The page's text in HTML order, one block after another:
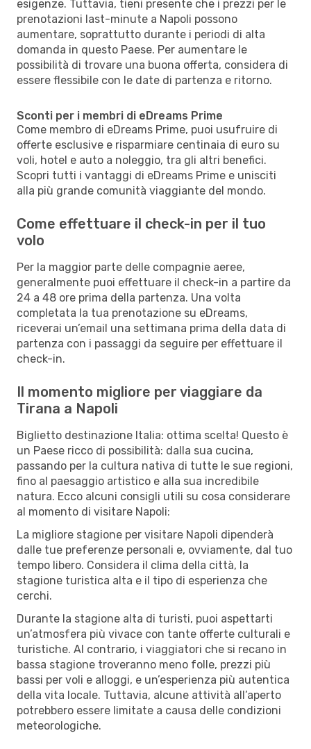
esigenze. Tuttavia, tieni presente che i prezzi per le
prenotazioni last-minute a Napoli possono
aumentare, soprattutto durante i periodi di alta
domanda in questo Paese. Per aumentare le
possibilità di trovare una buona offerta, considera di
essere flessibile con le date di partenza e ritorno.
Sconti per i membri di eDreams Prime
Come membro di eDreams Prime, puoi usufruire di
offerte esclusive e risparmiare centinaia di euro su
voli, hotel e auto a noleggio, tra gli altri benefici.
Scopri tutti i vantaggi di eDreams Prime e unisciti
alla più grande comunità viaggiante del mondo.
Come effettuare il check-in per il tuo
volo
Per la maggior parte delle compagnie aeree,
generalmente puoi effettuare il check-in a partire da
24 a 48 ore prima della partenza. Una volta
completata la tua prenotazione su eDreams,
riceverai un’email una settimana prima della data di
partenza con i passaggi da seguire per effettuare il
check-in.
Il momento migliore per viaggiare da
Tirana a Napoli
Biglietto destinazione Italia: ottima scelta! Questo è
un Paese ricco di possibilità: dalla sua cucina,
passando per la cultura nativa di tutte le sue regioni,
fino al paesaggio artistico e alla sua incredibile
natura. Ecco alcuni consigli utili su cosa considerare
al momento di visitare Napoli:
La migliore stagione per visitare Napoli dipenderà
dalle tue preferenze personali e, ovviamente, dal tuo
tempo libero. Considera il clima della città, la
stagione turistica alta e il tipo di esperienza che
cerchi.
Durante la stagione alta di turisti, puoi aspettarti
un’atmosfera più vivace con tante offerte culturali e
turistiche. Al contrario, i viaggiatori che si recano in
bassa stagione troveranno meno folle, prezzi più
bassi per voli e alloggi, e un’esperienza più autentica
della vita locale. Tuttavia, alcune attività all’aperto
potrebbero essere limitate a causa delle condizioni
meteorologiche.